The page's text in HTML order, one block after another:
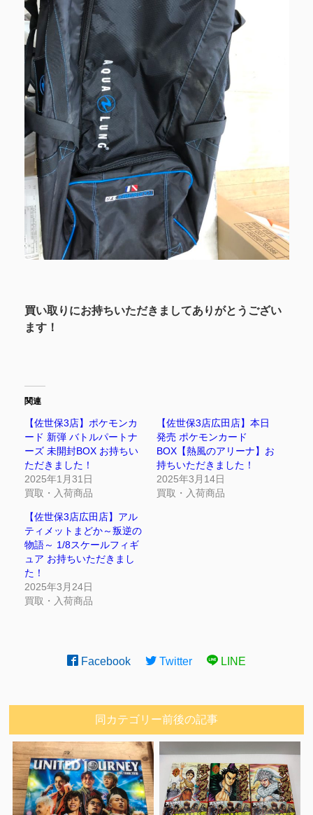
買い取りにお持ちいただきましてありがとうござい
ます！
関連
【佐世保3店】ポケモンカ
ード 新弾 バトルパートナ
ーズ 未開封BOX お持ちい
ただきました！
2025年1月31日
買取・入荷商品
【佐世保3店広田店】本日
発売 ポケモンカード
BOX【熱風のアリーナ】お
持ちいただきました！
2025年3月14日
買取・入荷商品
【佐世保3店広田店】アル
ティメットまどか～叛逆の
物語～ 1/8スケールフィギ
ュア お持ちいただきまし
た！
2025年3月24日
買取・入荷商品
Facebook Twitter LINE
同カテゴリー前後の記事